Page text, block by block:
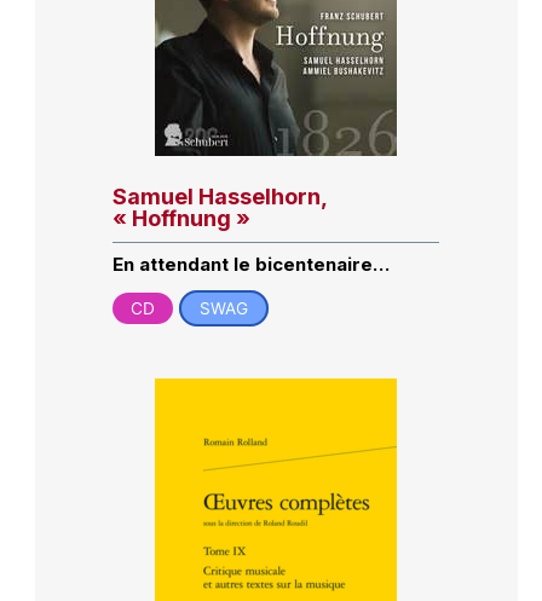
Samuel Hasselhorn,
« Hoffnung »
En attendant le bicentenaire…
CD SWAG